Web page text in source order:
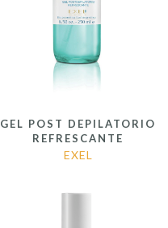
GEL POST DEPILATORIO
REFRESCANTE
EXEL